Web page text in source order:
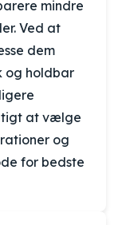
mindre
Ved at
dem
og holdbar
at vælge
og
for bedste